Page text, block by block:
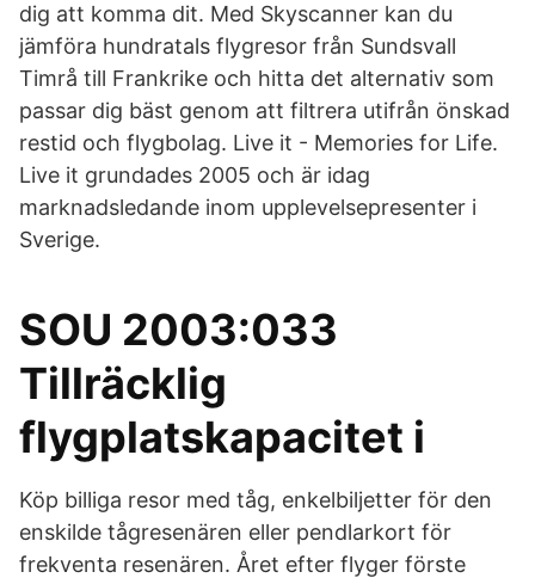
dig att komma dit. Med Skyscanner kan du
jämföra hundratals flygresor från Sundsvall
Timrå till Frankrike och hitta det alternativ som
passar dig bäst genom att filtrera utifrån önskad
restid och flygbolag. Live it - Memories for Life.
Live it grundades 2005 och är idag
marknadsledande inom upplevelsepresenter i
Sverige.
SOU 2003:033
Tillräcklig
flygplatskapacitet i
Köp billiga resor med tåg, enkelbiljetter för den
enskilde tågresenären eller pendlarkort för
frekventa resenären. Året efter flyger förste